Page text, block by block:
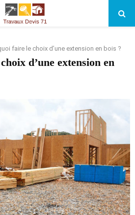
faire le choix d’une extension en bois ?
d’une extension en